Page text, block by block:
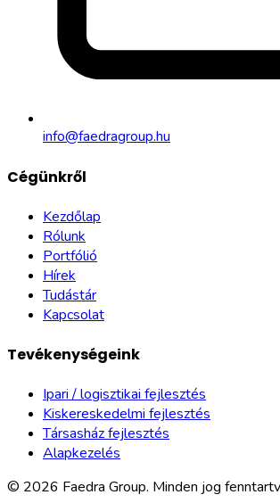
info@faedragroup.hu
Cégünkről
Kezdőlap
Rólunk
Portfólió
Hírek
Tudástár
Kapcsolat
Tevékenységeink
Ipari / logisztikai fejlesztés
Kiskereskedelmi fejlesztés
Társasház fejlesztés
Alapkezelés
© 2026 Faedra Group. Minden jog